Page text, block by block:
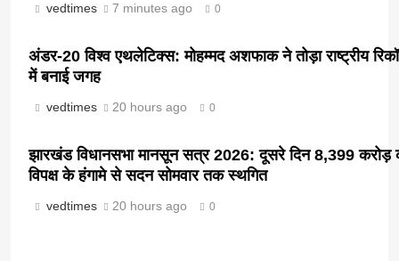
vedtimes 7 minutes ago 0
अंडर-20 विश्व एथलेटिक्स: मोहम्मद अशफाक ने तोड़ा राष्ट्रीय
में बनाई जगह
vedtimes 20 hours ago 0
झारखंड विधानसभा मानसून सत्र 2026: दूसरे दिन 8,399
विपक्ष के हंगामे से सदन सोमवार तक स्थगित
vedtimes 20 hours ago 0